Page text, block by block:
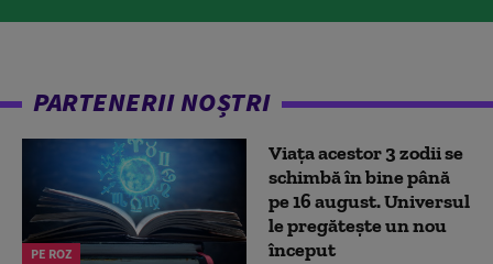
PARTENERII NOȘTRI
PE ROZ
Viața acestor 3 zodii se
schimbă în bine până
pe 16 august. Universul
le pregătește un nou
început